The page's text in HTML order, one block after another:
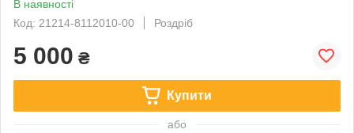
В наявності
Код: 21214-8112010-00
Роздріб
5 000 ₴
Купити
або